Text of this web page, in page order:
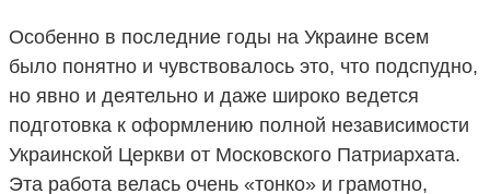
Особенно в последние годы на Украине всем
было понятно и чувствовалось это, что подспудно,
но явно и деятельно и даже широко ведется
подготовка к оформлению полной независимости
Украинской Церкви от Московского Патриархата.
Эта работа велась очень «тонко» и грамотно,